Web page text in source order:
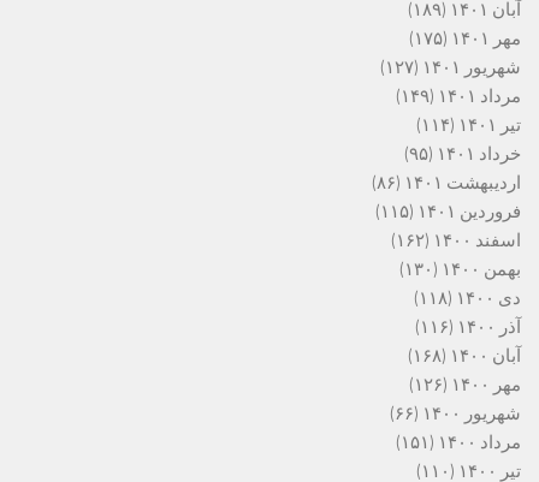
آبان ۱۴۰۱
(۱۸۹)
مهر ۱۴۰۱
(۱۷۵)
شهریور ۱۴۰۱
(۱۲۷)
مرداد ۱۴۰۱
(۱۴۹)
تیر ۱۴۰۱
(۱۱۴)
خرداد ۱۴۰۱
(۹۵)
اردیبهشت ۱۴۰۱
(۸۶)
فروردین ۱۴۰۱
(۱۱۵)
اسفند ۱۴۰۰
(۱۶۲)
بهمن ۱۴۰۰
(۱۳۰)
دی ۱۴۰۰
(۱۱۸)
آذر ۱۴۰۰
(۱۱۶)
آبان ۱۴۰۰
(۱۶۸)
مهر ۱۴۰۰
(۱۲۶)
شهریور ۱۴۰۰
(۶۶)
مرداد ۱۴۰۰
(۱۵۱)
تیر ۱۴۰۰
(۱۱۰)